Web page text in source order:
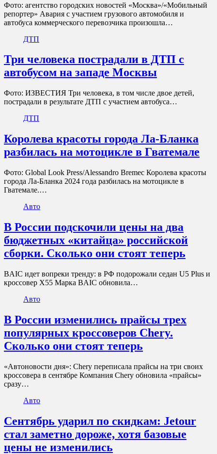
Фото: агентство городских новостей «Москва»/«Мобильный
репортер» Авария с участием грузового автомобиля и
автобуса коммерческого перевозчика произошла…
ДТП
Три человека пострадали в ДТП с
автобусом на западе Москвы
Фото: ИЗВЕСТИЯ Три человека, в том числе двое детей,
пострадали в результате ДТП с участием автобуса…
ДТП
Королева красоты города Ла-Бланка
разбилась на мотоцикле в Гватемале
Фото: Global Look Press/Alessandro Bremec Королева красоты
города Ла-Бланка 2024 года разбилась на мотоцикле в
Гватемале.…
Авто
В России подскочили цены на два
бюджетных «китайца» российской
сборки. Сколько они стоят теперь
BAIC идет вопреки тренду: в РФ подорожали седан U5 Plus и
кроссовер X55 Марка BAIC обновила…
Авто
В России изменились прайсы трех
популярных кроссоверов Chery.
Сколько они стоят теперь
«Автоновости дня»: Chery переписала прайсы на три своих
кроссовера в сентябре Компания Chery обновила «прайсы»
сразу…
Авто
Сентябрь ударил по скидкам: Jetour
стал заметно дороже, хотя базовые
цены не изменились